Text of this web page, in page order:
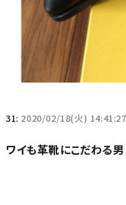
31: 2020/02/18(火)
ワイも革靴にこだわる